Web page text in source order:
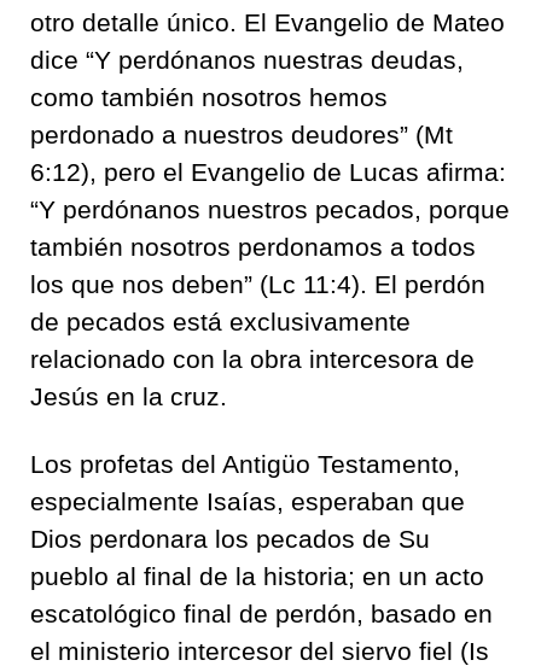
otro detalle único. El Evangelio de Mateo
dice “Y perdónanos nuestras deudas,
como también nosotros hemos
perdonado a nuestros deudores” (Mt
6:12), pero el Evangelio de Lucas afirma:
“Y perdónanos nuestros pecados, porque
también nosotros perdonamos a todos
los que nos deben” (Lc 11:4). El perdón
de pecados está exclusivamente
relacionado con la obra intercesora de
Jesús en la cruz.
Los profetas del Antigüo Testamento,
especialmente Isaías, esperaban que
Dios perdonara los pecados de Su
pueblo al final de la historia; en un acto
escatológico final de perdón, basado en
el ministerio intercesor del siervo fiel (Is